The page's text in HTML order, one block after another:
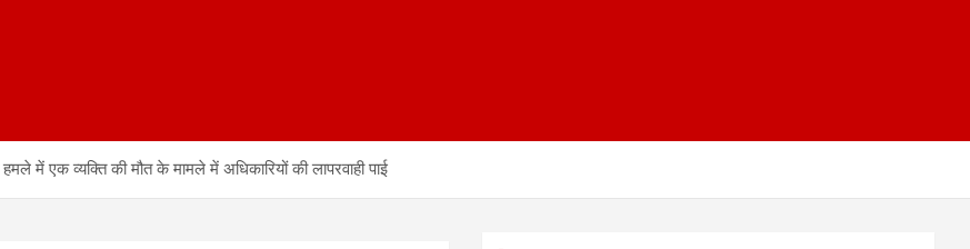
में एक व्यक्ति की मौत के मामले में अधिकारियों की लापरवाही पाई